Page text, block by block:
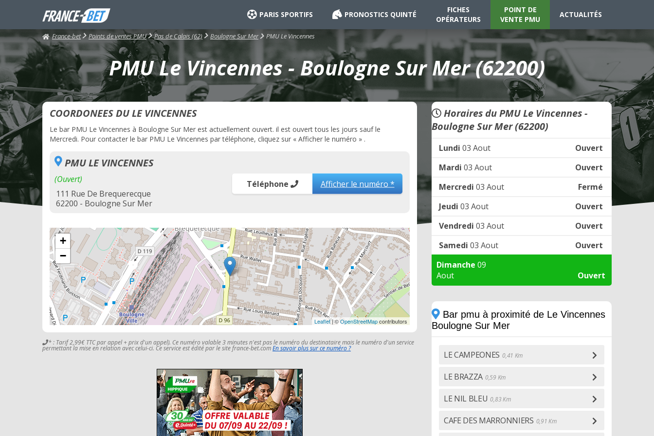
PARIS SPORTIFS PRONOSTICS QUINTÉ
FICHES
OPÉRATEURS
POINT DE
VENTE PMU
ACTUALITÉS
France-bet Points de ventes PMU Pas de Calais (62) Boulogne Sur Mer PMU Le Vincennes
PMU Le Vincennes - Boulogne Sur Mer (62200)
COORDONEES DU LE VINCENNES
Le bar PMU Le Vincennes à Boulogne Sur Mer est actuellement ouvert. il est ouvert tous les jours sauf le
Mercredi. Pour contacter le bar PMU Le Vincennes par téléphone, cliquez sur « Afficher le numéro » .
PMU LE VINCENNES
(Ouvert)
111 Rue De Brequerecque
62200 - Boulogne Sur Mer
Téléphone Afficher le numéro *
+
−
Leaflet| ©OpenStreetMapcontributors
* : Tarif 2,99€ TTC par appel + prix d'un appel). Ce numéro valable 3 minutes n'est pas le numéro du destinataire mais le numéro d'un service
permettant la mise en relation avec celui-ci. Ce service est édité par le site france-bet.comEn savoir plus sur ce numéro ?
Horaires du PMU Le Vincennes -
Boulogne Sur Mer (62200)
Lundi 03 Aout
Ouvert
Mardi 03 Aout
Ouvert
Mercredi 03 Aout
Fermé
Jeudi 03 Aout
Ouvert
Vendredi 03 Aout
Ouvert
Samedi 03 Aout
Ouvert
Dimanche 09
Aout
Ouvert
Bar pmu à proximité de Le Vincennes
Boulogne Sur Mer
LE CAMPEONES 0,41 Km
LE BRAZZA 0,59 Km
LE NIL BLEU 0,83 Km
CAFE DES MARRONNIERS 0,91 Km